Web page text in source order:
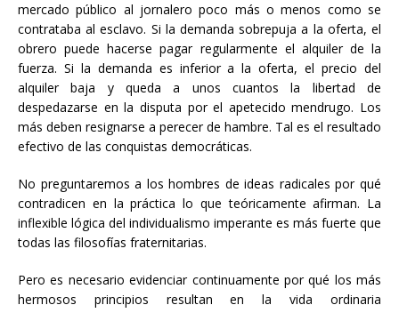
mercado público al jornalero poco más o menos como se
contrataba al esclavo. Si la demanda sobrepuja a la oferta, el
obrero puede hacerse pagar regularmente el alquiler de la
fuerza. Si la demanda es inferior a la oferta, el precio del
alquiler baja y queda a unos cuantos la libertad de
despedazarse en la disputa por el apetecido mendrugo. Los
más deben resignarse a perecer de hambre. Tal es el resultado
efectivo de las conquistas democráticas.
No preguntaremos a los hombres de ideas radicales por qué
contradicen en la práctica lo que teóricamente afirman. La
inflexible lógica del individualismo imperante es más fuerte que
todas las filosofías fraternitarias.
Pero es necesario evidenciar continuamente por qué los más
hermosos principios resultan en la vida ordinaria